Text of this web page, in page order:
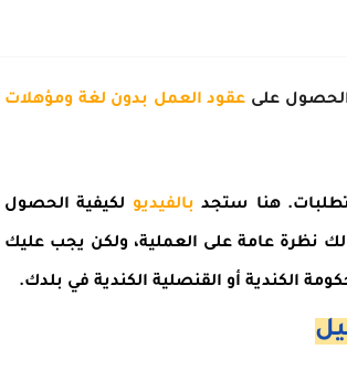
عقود العمل بدون لغة ومؤهلات
هنا ستجد بالفيديو لكيفية الحصول
نظرة عامة على العملية، ولكن يجب عليك
الكندية أو القنصلية الكندية في بلدك.